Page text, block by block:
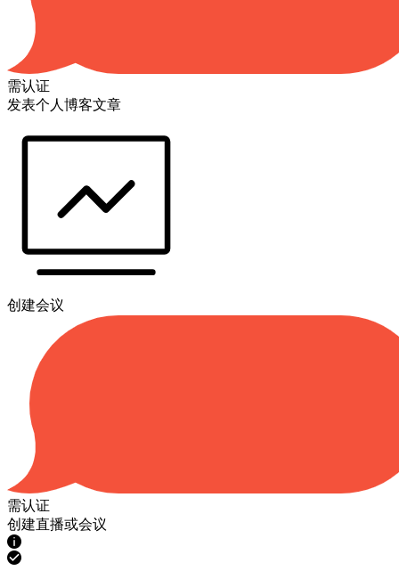
需认证
发表个人博客文章
创建会议
需认证
创建直播或会议